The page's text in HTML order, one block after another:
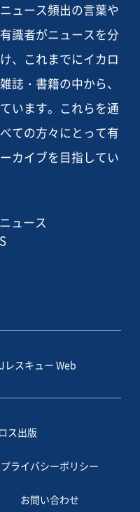
ュース頻出の言葉や
識者がニュースを分
、これまでにイカロ
誌・書籍の中から、
います。これらを通
ての方々にとって有
カイブを目指してい
ュース
Jレスキュー Web
ス出版
プライバシーポリシー
お問い合わせ